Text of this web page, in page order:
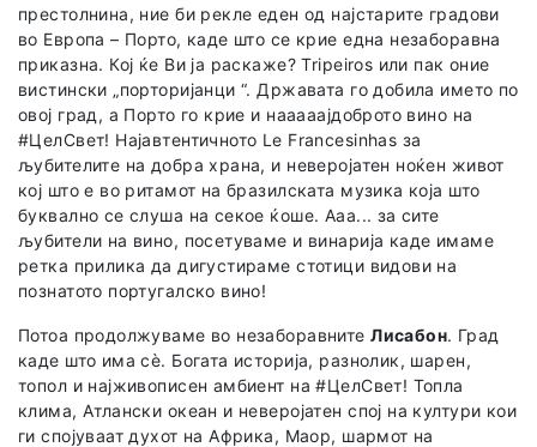
престолнина, ние би рекле еден од најстарите градови
во Европа – Порто, каде што се крие една незаборавна
приказна. Кој ќе Ви ја раскаже? Tripeiros или пак оние
вистински „порторијанци “. Државата го добила името по
овој град, а Порто го крие и нааааајдоброто вино на
#ЦелСвет! Најавтентичното Le Francesinhas за
љубителите на добра храна, и неверојатен ноќен живот
кој што е во ритамот на бразилската музика која што
буквално се слуша на секое ќоше. Ааа... за сите
љубители на вино, посетуваме и винарија каде имаме
ретка прилика да дигустираме стотици видови на
познатото португалско вино!
Потоа продолжуваме во незаборавнитеЛисабон. Град
каде што има сѐ. Богата историја, разнолик, шарен,
топол и најживописен амбиент на #ЦелСвет! Топла
клима, Атлански океан и неверојатен спој на култури кои
ги спојуваат духот на Африка, Маор, шармот на